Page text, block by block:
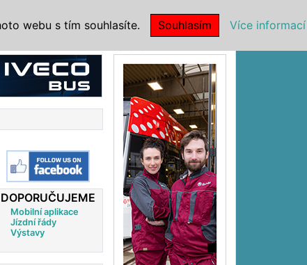
DOPORUČUJEME
Mobilní aplikace
Jízdní řády
Výstavy
webu s tím souhlasíte. Souhlasím Více informací